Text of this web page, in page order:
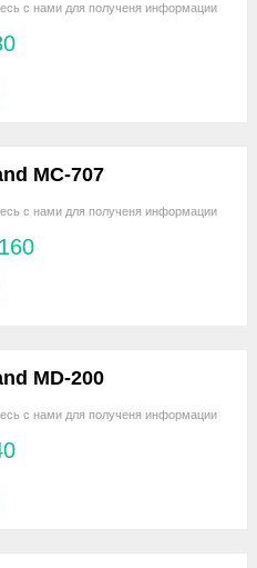
с нами для полученя информации
MC-707
с нами для полученя информации
MD-200
с нами для полученя информации